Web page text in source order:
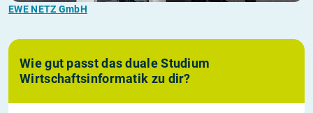
EWE NETZ GmbH
Wie gut passt das duale Studium
Wirtschaftsinformatik zu dir?